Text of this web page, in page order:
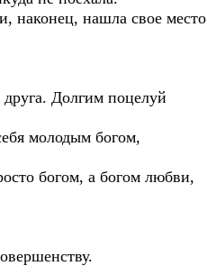
наконец, нашла свое место
Долгим поцелуй
молодым богом,
богом, а богом любви,